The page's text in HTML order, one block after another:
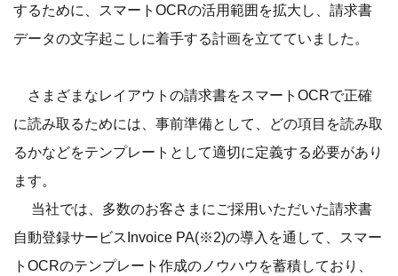
するために、スマートOCRの活用範囲を拡大し、請求書
データの文字起こしに着手する計画を立てていました。
さまざまなレイアウトの請求書をスマートOCRで正確
に読み取るためには、事前準備として、どの項目を読み取
るかなどをテンプレートとして適切に定義する必要があり
ます。
当社では、多数のお客さまにご採用いただいた請求書
自動登録サービスInvoice PA(※2)の導入を通して、スマー
トOCRのテンプレート作成のノウハウを蓄積しており、